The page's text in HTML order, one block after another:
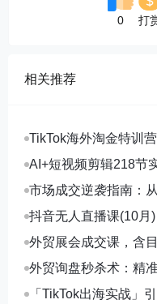
0 打
相关推荐
TikTok海外淘金特训
+剪映数字人，月入
AI+短视频剪辑218节
生成+账号运营，月入
市场成交逆袭指南：
市场开拓与成交核心能
抖音无人直播课(10月
玩法、24小时自动盈利
外贸展会成交课，含
交，系统化SOP提升
外贸询盘秒杀术：精
月询盘转化率提升
「TikTok出海实战」